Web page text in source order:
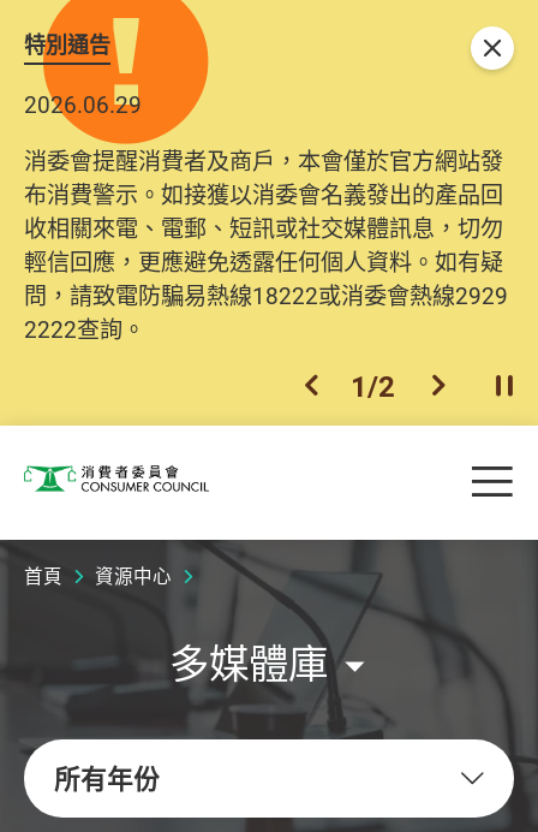
特別通告
2026.06.29
消委會提醒消費者及商戶，本會僅於官方網站發
布消費警示。如接獲以消委會名義發出的產品回
收相關來電、電郵、短訊或社交媒體訊息，切勿
輕信回應，更應避免透露任何個人資料。如有疑
問，請致電防騙易熱線18222或消委會熱線2929
2222查詢。
上一個
1/2 下一個開
關閉
消費者委員會 目
首頁 資源中心
多媒體庫
所有年份